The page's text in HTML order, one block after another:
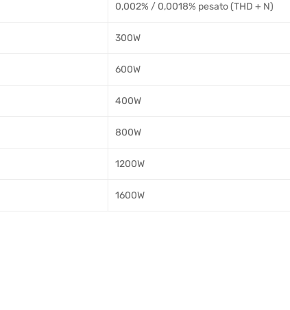
0,002% / 0,0018% pesato (THD + N)
300W
600W
400W
800W
1200W
1600W